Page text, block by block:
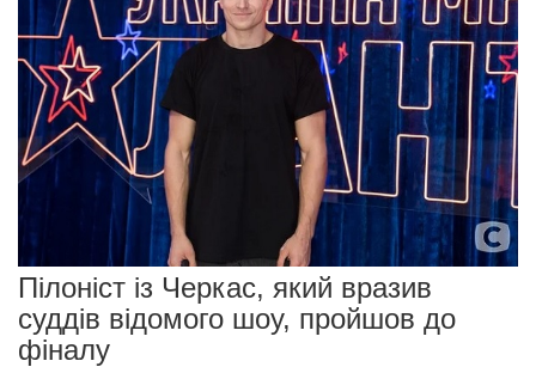
Пілоніст із Черкас, який вразив
суддів відомого шоу, пройшов до
фіналу